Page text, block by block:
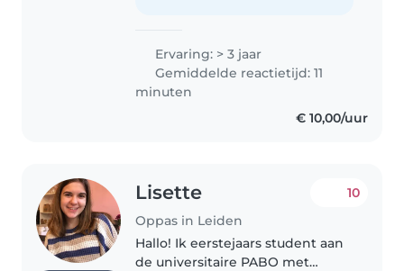
Ervaring: > 3 jaar
Gemiddelde reactietijd: 11
minuten
€ 10,00/uur
Lisette
Oppas in Leiden
10
Hallo! Ik eerstejaars student aan
de universitaire PABO met